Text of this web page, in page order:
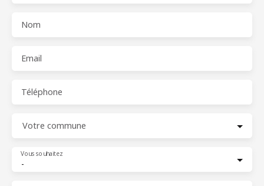
Nom
Email
Téléphone
Votre commune
-
Vous souhaitez